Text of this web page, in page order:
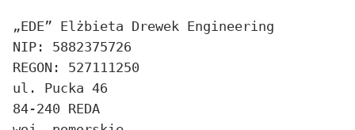
„EDE” Elżbieta Drewek Engineering
NIP: 5882375726
REGON: 527111250
ul. Pucka 46
84-240 REDA